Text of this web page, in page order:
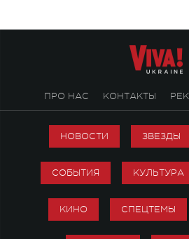
ПРО НАС КОНТАКТЫ
НОВОСТИ ЗВЕЗДЫ
СОБЫТИЯ КУЛЬТУРА
КИНО СПЕЦТЕМЫ